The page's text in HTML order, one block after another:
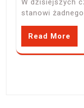
W dzisiejszych
stanowi
Read More